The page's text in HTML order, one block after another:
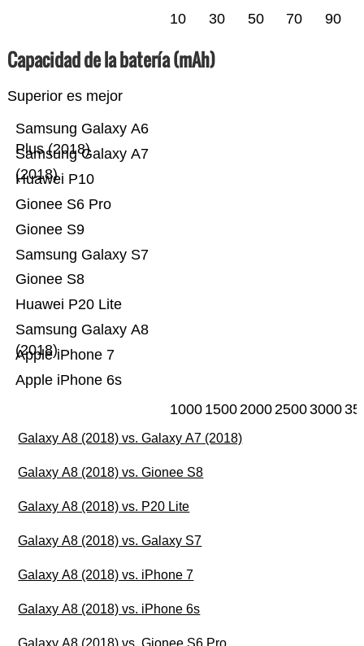
10 30 50 70 90
Capacidad de la batería (mAh)
Superior es mejor
Apple iPhone 6s
Apple iPhone 7
Samsung Galaxy A8
(2018)
Huawei P20 Lite
Gionee S8
Samsung Galaxy S7
Gionee S9
Gionee S6 Pro
Huawei P10
Samsung Galaxy A7
(2018)
Samsung Galaxy A6
Plus (2018)
1000 1500200025003000
Galaxy A8 (2018) vs. Galaxy A7 (2018)
Galaxy A8 (2018) vs. Gionee S8
Galaxy A8 (2018) vs. P20 Lite
Galaxy A8 (2018) vs. Galaxy S7
Galaxy A8 (2018) vs. iPhone 7
Galaxy A8 (2018) vs. iPhone 6s
Galaxy A8 (2018) vs. Gionee S6 Pro